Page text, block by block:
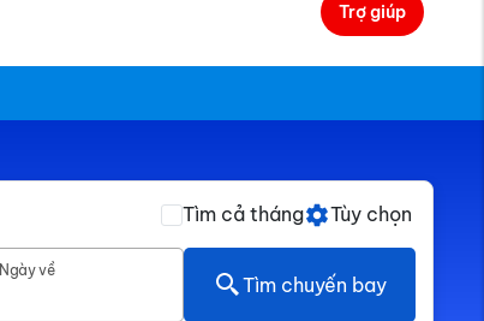
Trợ giúp
Tìm cả tháng Tùy chọn
Ngày về
Tìm chuyến bay